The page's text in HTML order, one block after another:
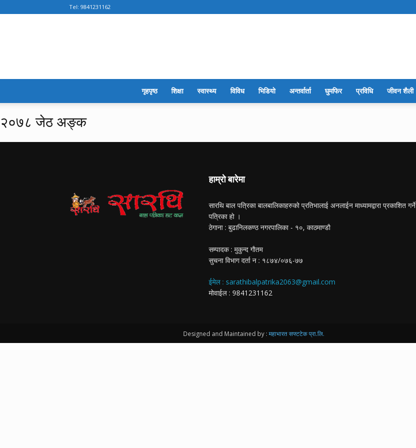
Tel: 9841231162
सारथि
बाल
पत्रिका
गृहपृष्ठ शिक्षा स्वास्थ्य विविध भिडियो अन्तर्वार्ता घुमफिर प्रविधि जीवन शैली
२०७८ जेठ अङ्क
हाम्रो बारेमा
सारथि बाल पत्रिका बालबालिकाहरुको प्रतिभालाई अनलाईन माध्यामद्वारा प्रकाशित गर्ने
पत्रिका हो ।
ठेगाना : बुढानिलकण्ठ नगरपालिका - १०, काठमाण्डाै
सम्पादक : मुकुन्द गाैतम
सुचना विभाग दर्ता न‌ : १८७४/०७६-७७
ईमेल : sarathibalpatrika2063@gmail.com
मोवाईल : 9841231162
Designed and Maintained by : महाभारत सफ्टटेक प्रा.लि.